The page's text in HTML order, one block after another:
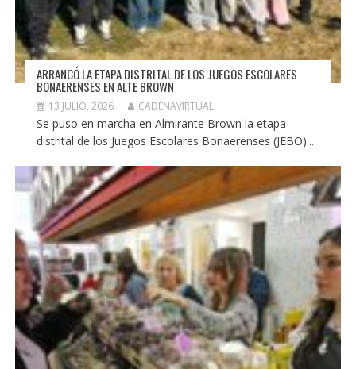
ARRANCÓ LA ETAPA DISTRITAL DE LOS JUEGOS ESCOLARES
BONAERENSES EN ALTE BROWN
13 JULIO, 2026 CADENAVIRTUAL
Se puso en marcha en Almirante Brown la etapa
distrital de los Juegos Escolares Bonaerenses (JEBO)...